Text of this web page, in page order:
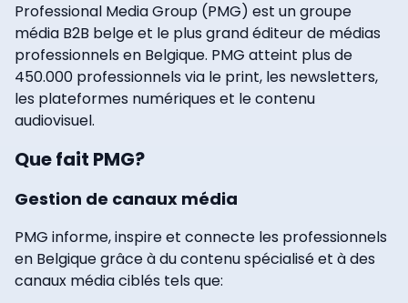
Professional Media Group (PMG) est un groupe
média B2B belge et le plus grand éditeur de médias
professionnels en Belgique. PMG atteint plus de
450.000 professionnels via le print, les newsletters,
les plateformes numériques et le contenu
audiovisuel.
Que fait PMG?
Gestion de canaux média
PMG informe, inspire et connecte les professionnels
en Belgique grâce à du contenu spécialisé et à des
canaux média ciblés tels que: